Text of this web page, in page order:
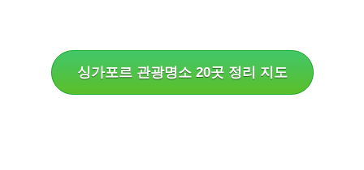
싱가포르 관광명소 20곳 정리 지도